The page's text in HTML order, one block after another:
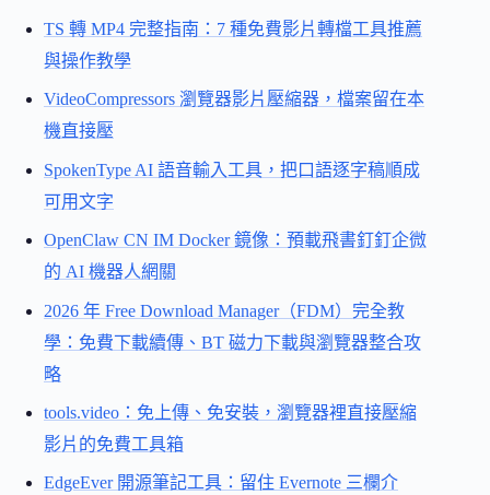
TS 轉 MP4 完整指南：7 種免費影片轉檔工具推薦
與操作教學
VideoCompressors 瀏覽器影片壓縮器，檔案留在本
機直接壓
SpokenType AI 語音輸入工具，把口語逐字稿順成
可用文字
OpenClaw CN IM Docker 鏡像：預載飛書釘釘企微
的 AI 機器人網關
2026 年 Free Download Manager（FDM）完全教
學：免費下載續傳、BT 磁力下載與瀏覽器整合攻
略
tools.video：免上傳、免安裝，瀏覽器裡直接壓縮
影片的免費工具箱
EdgeEver 開源筆記工具：留住 Evernote 三欄介